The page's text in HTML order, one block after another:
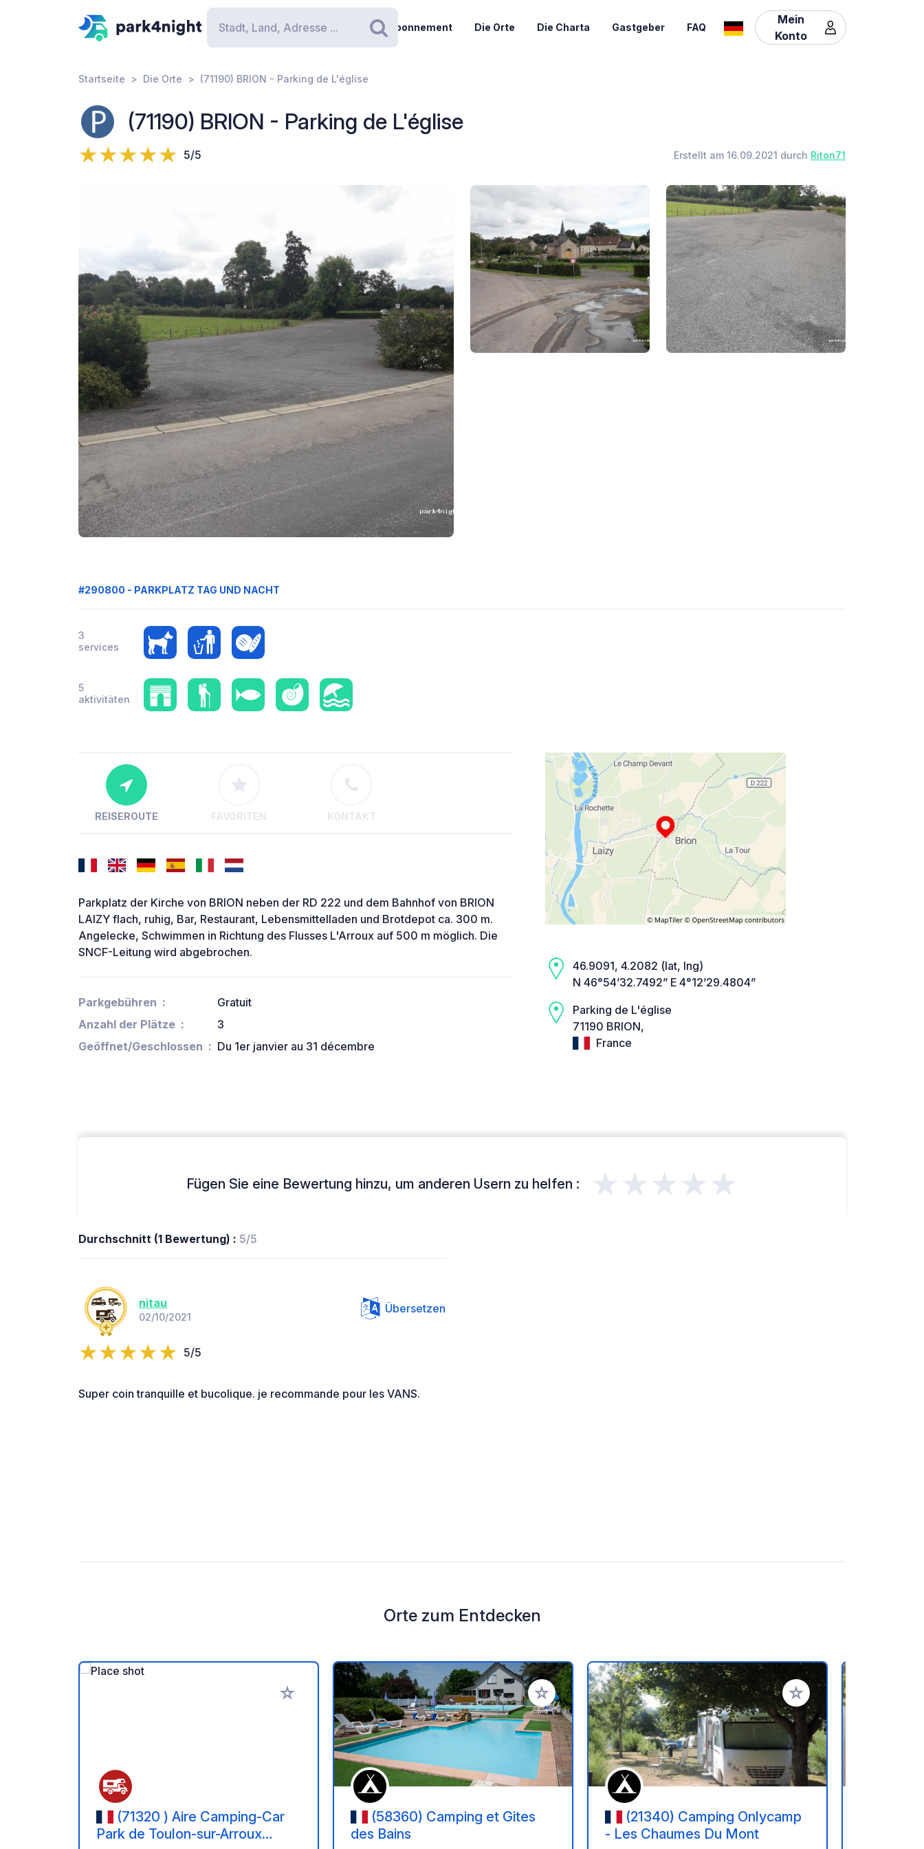
Suchen
Abonnement Die Orte Die Charta Gastgeber FAQ
Mein
Konto
Startseite Die Orte (71190) BRION - Parking de L'église
(71190) BRION - Parking de L'église
5/5 Erstellt am 16.09.2021 durch Riton71
#290800 - PARKPLATZ TAG UND NACHT
3
services
5
aktivitäten
REISEROUTE FAVORITEN KONTAKT
Parkplatz der Kirche von BRION neben der RD 222 und dem Bahnhof von BRION
LAIZY flach, ruhig, Bar, Restaurant, Lebensmittelladen und Brotdepot ca. 300 m.
Angelecke, Schwimmen in Richtung des Flusses L'Arroux auf 500 m möglich. Die
SNCF-Leitung wird abgebrochen.
Parkgebühren
Gratuit
Anzahl der Plätze
3
Geöffnet/Geschlossen
Du 1er janvier au 31 décembre
46.9091, 4.2082 (lat, lng)
N 46°54’32.7492” E 4°12’29.4804”
Parking de L'église
71190 BRION,
France
Fügen Sie eine Bewertung hinzu, um anderen Usern zu helfen : ★★★★★
Durchschnitt (1 Bewertung) : 5/5
nitau
02/10/2021
Übersetzen
5/5
Super coin tranquille et bucolique. je recommande pour les VANS.
Orte zum Entdecken
Zu Ihren Favoriten hinzufügen
(71320 ) Aire Camping-Car
Park de Toulon-sur-Arroux
Zu Ihren Favoriten hinzufügen
(58360) Camping et Gites
des Bains
Zu Ihren Favoriten
(21340) Camping Onlycamp
- Les Chaumes Du Mont